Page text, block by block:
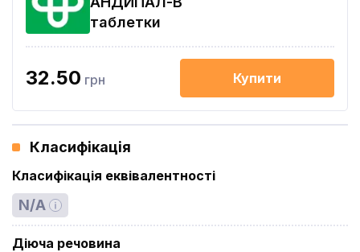
таблетки
32.50 грн Купити
Класифікація
Класифікація еквівалентності
N/A
Діюча речовина